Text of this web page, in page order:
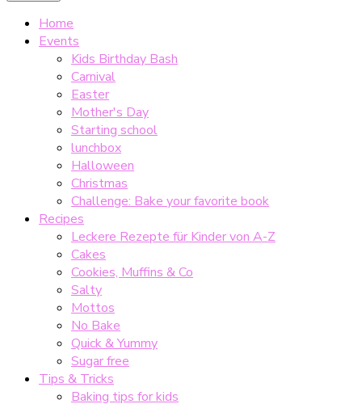
Home
Events
Kids Birthday Bash
Carnival
Easter
Mother's Day
Starting school
lunchbox
Halloween
Christmas
Challenge: Bake your favorite book
Recipes
Leckere Rezepte für Kinder von A-Z
Cakes
Cookies, Muffins & Co
Salty
Mottos
No Bake
Quick & Yummy
Sugar free
Tips & Tricks
Baking tips for kids